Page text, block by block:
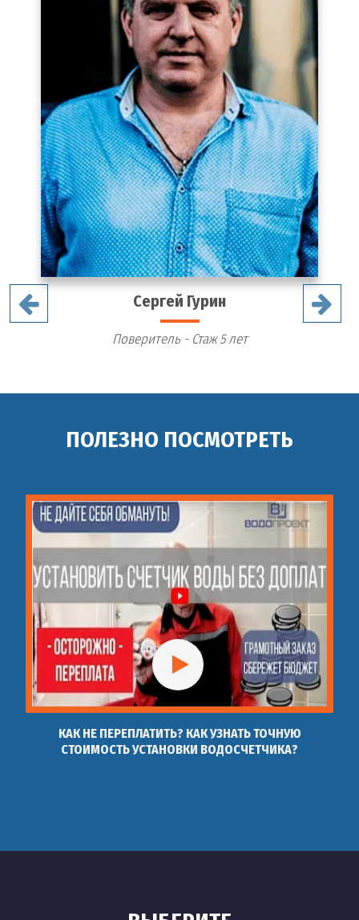
Сергей Гурин
Поверитель - Стаж 5 лет
ПОЛЕЗНО ПОСМОТРЕТЬ
КАК НЕ ПЕРЕПЛАТИТЬ? КАК УЗНАТЬ ТОЧНУЮ
СТОИМОСТЬ УСТАНОВКИ ВОДОСЧЕТЧИКА?